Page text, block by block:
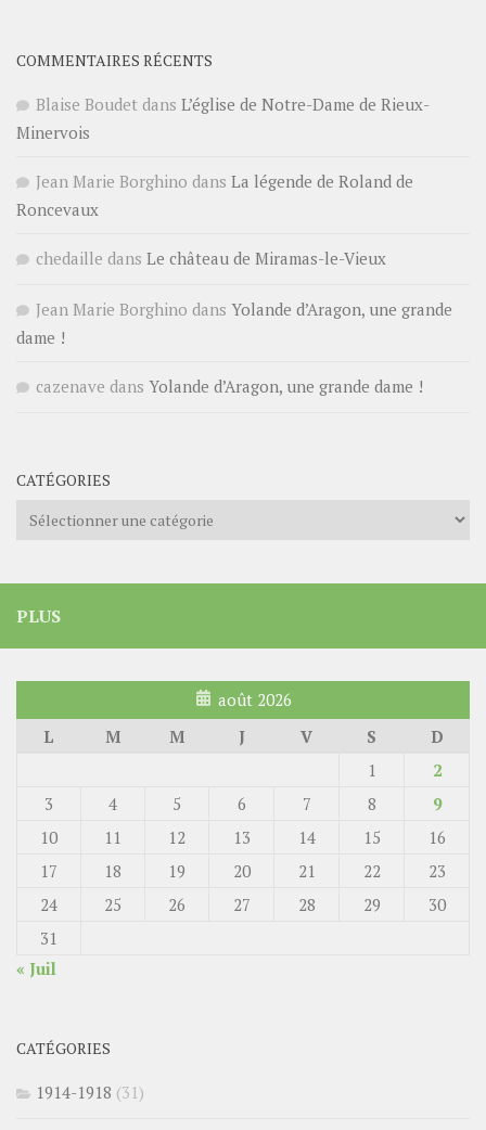
COMMENTAIRES RÉCENTS
Blaise Boudet dans L’église de Notre-Dame de Rieux-
Minervois
Jean Marie Borghino dans La légende de Roland de
Roncevaux
chedaille dans Le château de Miramas-le-Vieux
Jean Marie Borghino dans Yolande d’Aragon, une grande
dame !
cazenave dans Yolande d’Aragon, une grande dame !
CATÉGORIES
Catégories
PLUS
août 2026
L
M M J V S
D
1
2
3
4 5 6 7 8
9
10
11 12 13 14 15
16
17
18 19 20 21 22
23
24
25 26 27 28 29
30
31
« Juil
CATÉGORIES
1914-1918 (31)